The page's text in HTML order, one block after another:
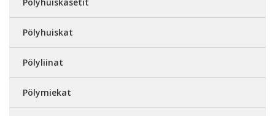
Pölyhuiskat
Pölyliinat
Pölymiekat